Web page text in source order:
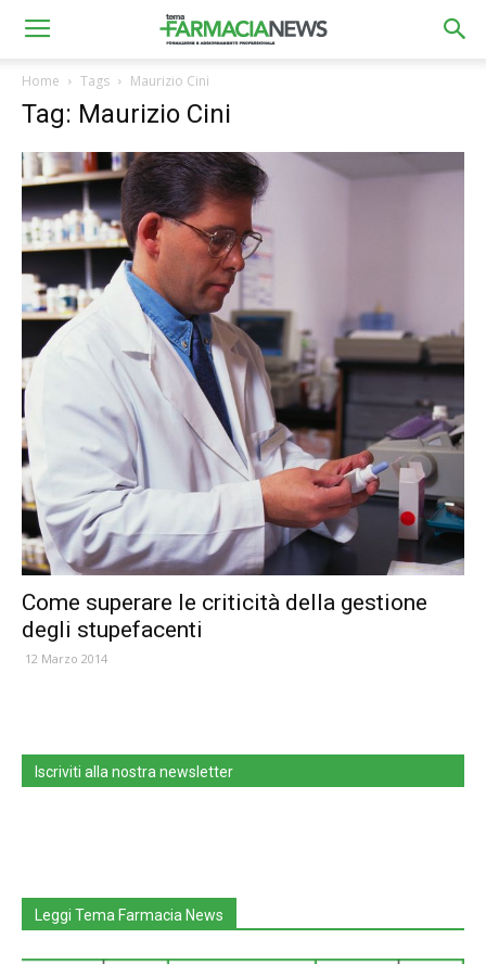
Home Tags Maurizio Cini
Tag: Maurizio Cini
Come superare le criticità della gestione
degli stupefacenti
12 Marzo 2014
Iscriviti alla nostra newsletter
Leggi Tema Farmacia News